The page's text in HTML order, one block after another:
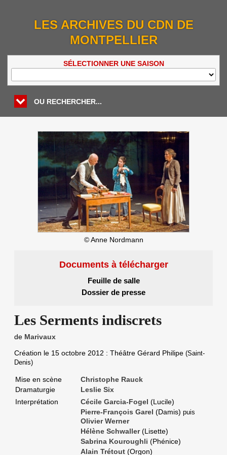
LES ARCHIVES DU CDN DE
MONTPELLIER
SÉLECTIONNER UNE SAISON
OU RECHERCHER...
©Anne Nordmann
Documents à télécharger
Feuille de salle
Dossier de presse
Les Serments indiscrets
de Marivaux
Création le 15 octobre 2012 : Théâtre Gérard Philipe (Saint-
Denis)
Mise en scène
Christophe Rauck
Dramaturgie
Leslie Six
Interprétation
Cécile Garcia-Fogel (Lucile)
Pierre-François Garel (Damis) puis
Olivier Werner
Hélène Schwaller (Lisette)
Sabrina Kouroughli (Phénice)
Alain Trétout (Orgon)